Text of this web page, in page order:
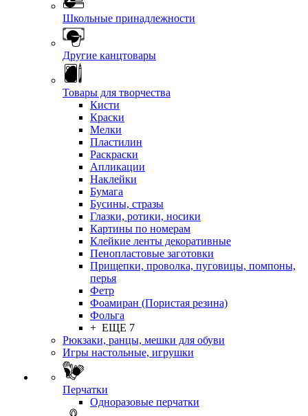
Школьные принадлежности
Другие канцтовары
Товары для творчества
Кисти
Краски
Мелки
Пластилин
Раскраски
Апликации
Наклейки
Бумага
Бусины, стразы
Глазки, ротики, носики
Картины по номерам
Клейкие ленты декоративные
Пенопластовые заготовки
Прищепки, проволка, пуговицы, помпоны,
перья
Фетр
Фоамиран (Пористая резина)
Фольга
+ ЕЩЕ 7
Рюкзаки, ранцы, мешки для обуви
Игры настольные, игрушки
Перчатки
Одноразовые перчатки